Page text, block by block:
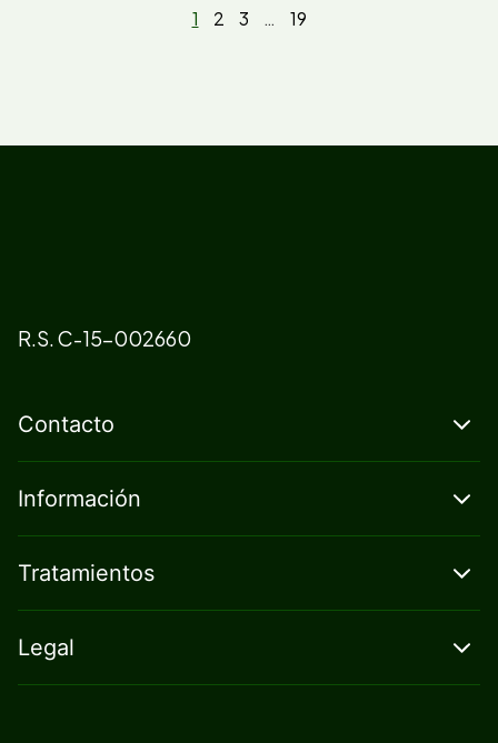
1 2 3 … 19
R.S. C-15-002660
Contacto
Información
Tratamientos
Legal